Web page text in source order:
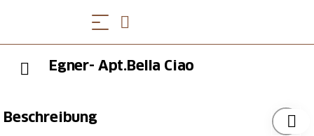
Egner- Apt.Bella Ciao
Beschreibung